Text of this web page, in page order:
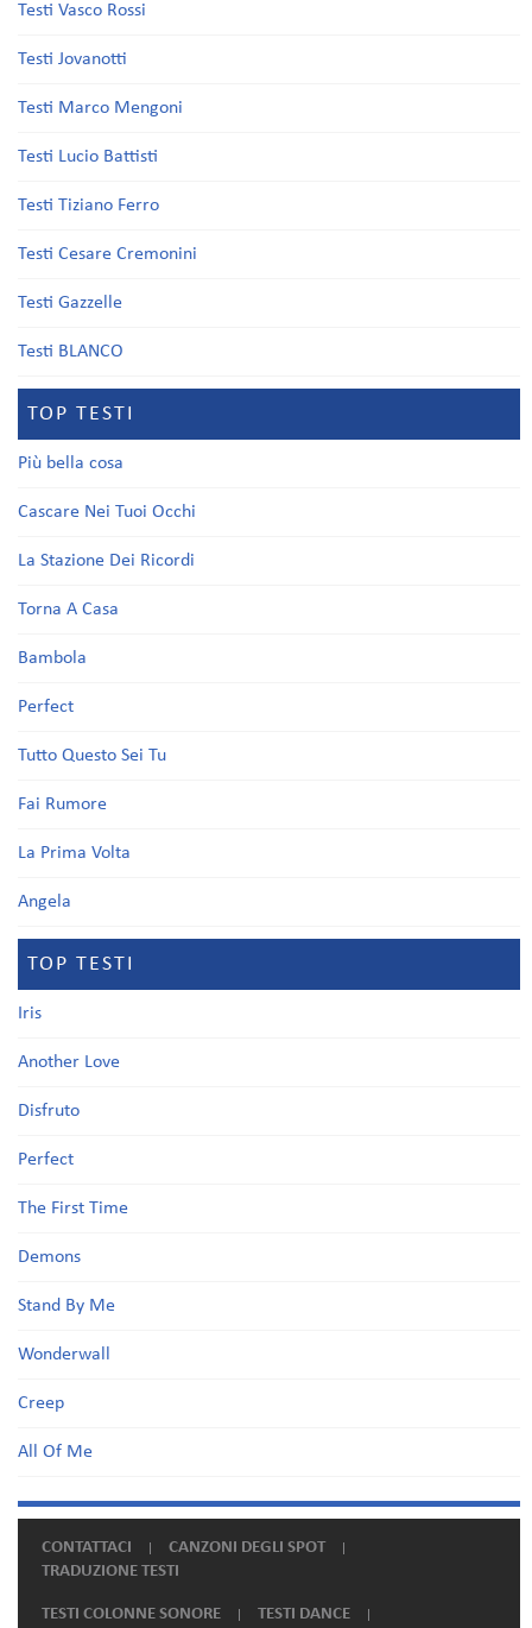
Testi Vasco Rossi
Testi Jovanotti
Testi Marco Mengoni
Testi Lucio Battisti
Testi Tiziano Ferro
Testi Cesare Cremonini
Testi Gazzelle
Testi BLANCO
TOP TESTI
Più bella cosa
Cascare Nei Tuoi Occhi
La Stazione Dei Ricordi
Torna A Casa
Bambola
Perfect
Tutto Questo Sei Tu
Fai Rumore
La Prima Volta
Angela
TOP TESTI
Iris
Another Love
Disfruto
Perfect
The First Time
Demons
Stand By Me
Wonderwall
Creep
All Of Me
CONTATTACI
CANZONI DEGLI SPOT
TRADUZIONE TESTI
TESTI COLONNE SONORE TESTI DANCE